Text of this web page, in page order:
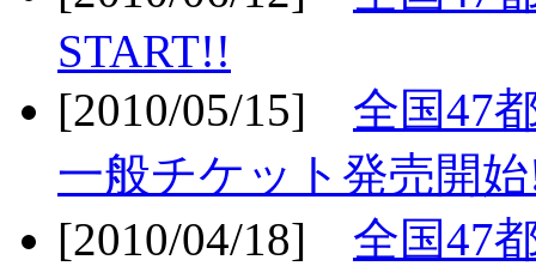
START!!
[2010/05/15] 全国47
一般チケット発売開
[2010/04/18] 全国47